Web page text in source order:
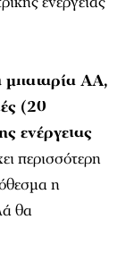
μπαταρία ΑΑ,
(20
ενέργειας
περισσότερη
η
θα